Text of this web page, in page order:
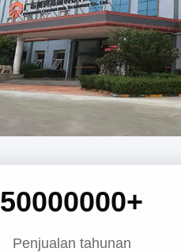
50000000+
Penjualan tahunan